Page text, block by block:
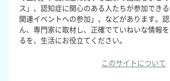
ス」、認知症に関心のある人たちが参加でき
関連イベントへの参加」、などがあります。
ん、専門家に取材し、正確でていねいな情報
るを、生活にお役立てください。
このサイトについて